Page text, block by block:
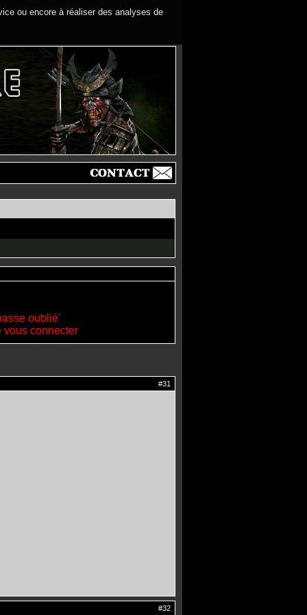
ou encore à réaliser des analyses de
oublié'
vous connecter
#31
#32